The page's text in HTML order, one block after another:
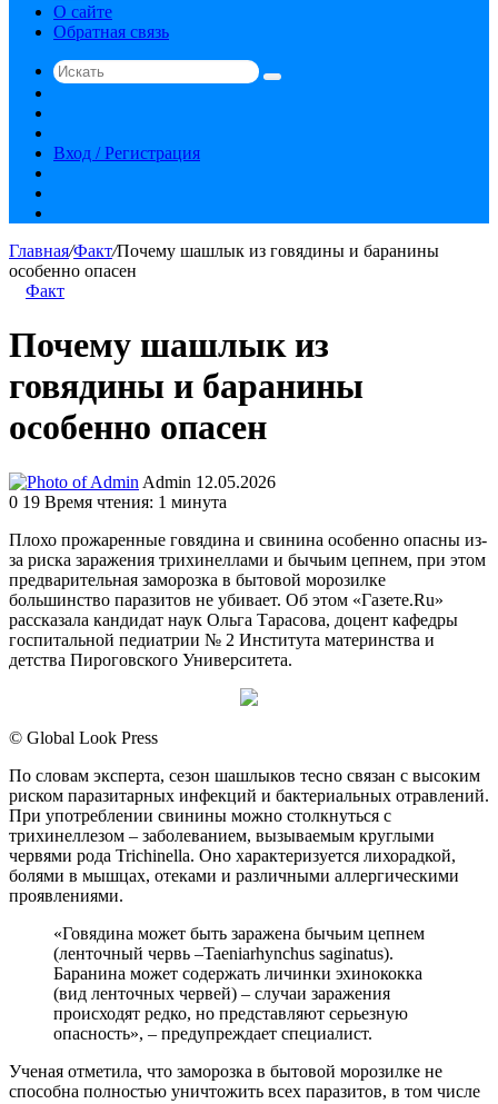
О сайте
Обратная связь
Искать
статья
Вход / Регистрация
Главная/Факт/Почему шашлык из говядины и баранины
особенно опасен
Факт
Почему шашлык из
говядины и баранины
особенно опасен
Admin Send
an
12.05.2026
0 19 Время чтения: 1 минута
Плохо прожаренные говядина и свинина особенно опасны из-
за риска заражения трихинеллами и бычьим цепнем, при этом
предварительная заморозка в бытовой морозилке
большинство паразитов не убивает. Об этом «Газете.Ru»
рассказала кандидат наук Ольга Тарасова, доцент кафедры
госпитальной педиатрии № 2 Института материнства и
детства Пироговского Университета.
© Global Look Press
По словам эксперта, сезон шашлыков тесно связан с высоким
риском паразитарных инфекций и бактериальных отравлений.
При употреблении свинины можно столкнуться с
трихинеллезом – заболеванием, вызываемым круглыми
червями рода Trichinella. Оно характеризуется лихорадкой,
болями в мышцах, отеками и различными аллергическими
проявлениями.
«Говядина может быть заражена бычьим цепнем
(ленточный червь –Taeniarhynchus saginatus).
Баранина может содержать личинки эхинококка
(вид ленточных червей) – случаи заражения
происходят редко, но представляют серьезную
опасность», – предупреждает специалист.
Ученая отметила, что заморозка в бытовой морозилке не
способна полностью уничтожить всех паразитов, в том числе